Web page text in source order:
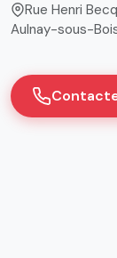
Rue Henri
Aulnay-sous-